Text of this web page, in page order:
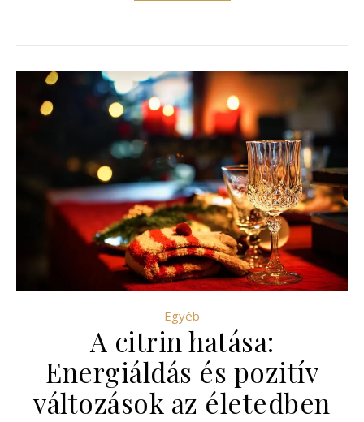
Egyéb
A citrin hatása:
Energiáldás és pozitív
változások az életedben